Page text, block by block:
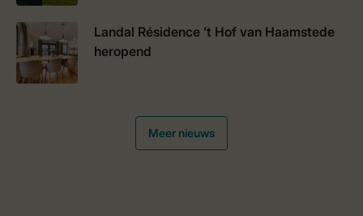
Landal Résidence ’t Hof van Haamstede
heropend
Meer nieuws